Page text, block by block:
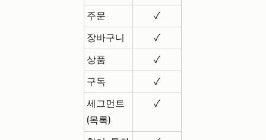
주문
✓
장바구니
✓
상품
✓
구독
✓
세그먼트
(목록)
✓